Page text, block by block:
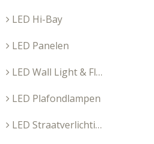
LED Hi-Bay
LED Panelen
LED Wall Light & Floodlight
LED Plafondlampen
LED Straatverlichting